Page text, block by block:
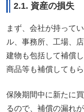
2.1. 資産の損失
まず、会社が持って
ル、事務所、工場、
建物も包括して補償
商品等も補償してもら
保険期間中に新たに
るので、補償の漏れが